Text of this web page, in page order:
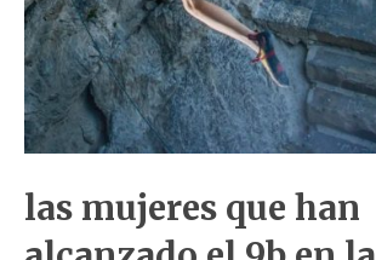
las mujeres que han